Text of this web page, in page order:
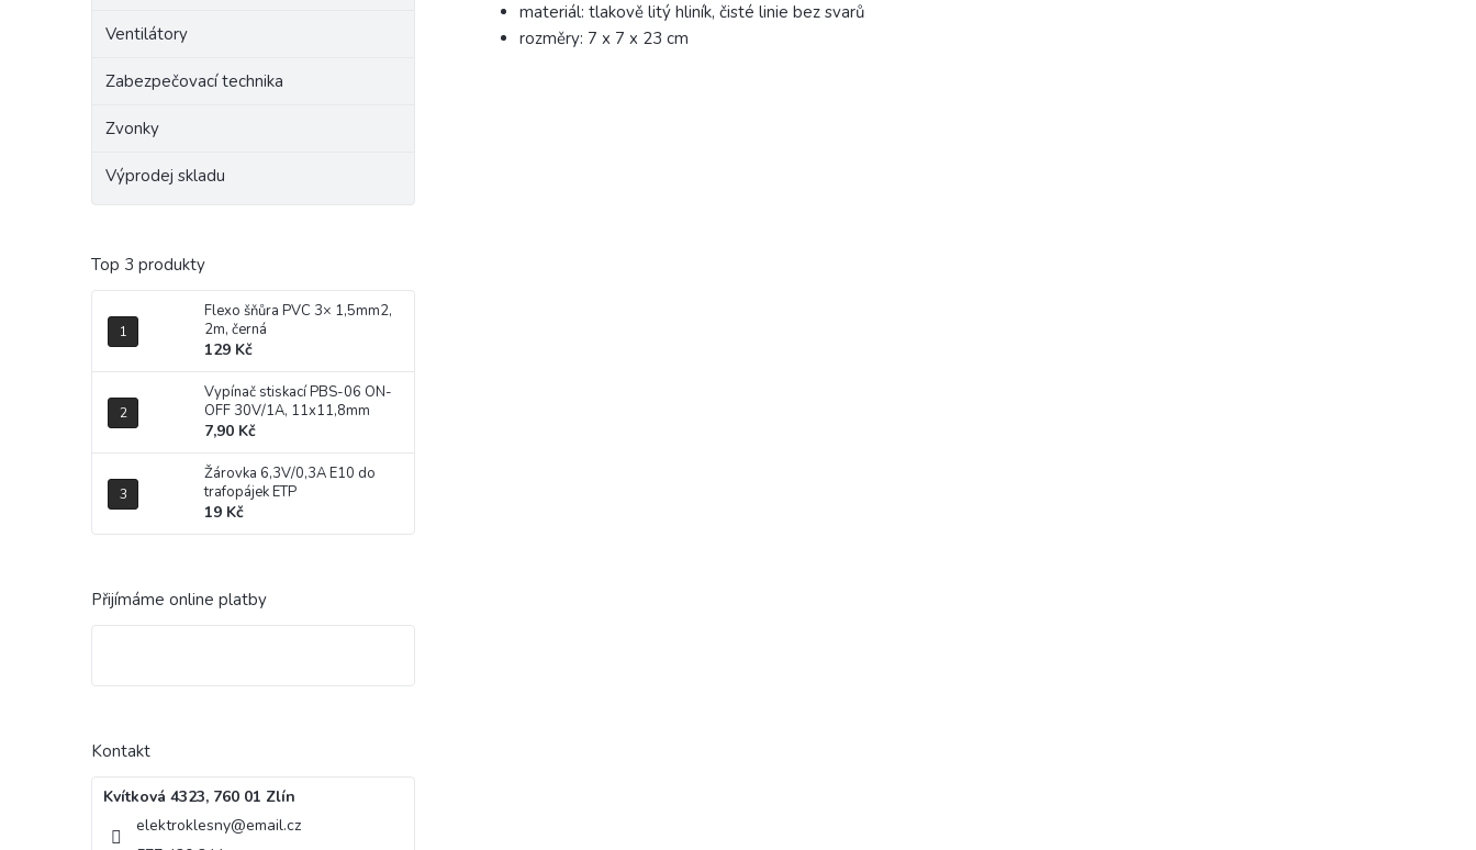
Ventilátory
Zabezpečovací technika
Zvonky
Výprodej skladu
Top 3 produkty
Flexo šňůra PVC 3× 1,5mm2,
2m, černá
129 Kč
Vypínač stiskací PBS-06 ON-
OFF 30V/1A, 11x11,8mm
7,90 Kč
Žárovka 6,3V/0,3A E10 do
trafopájek ETP
19 Kč
Přijímáme online platby
Kontakt
Kvítková 4323, 760 01 Zlín
elektroklesny@email.cz
materiál: tlakově litý hliník, čisté linie bez svarů
rozměry: 7 x 7 x 23 cm